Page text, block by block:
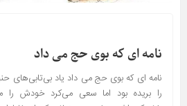
نامه ای که بوی حج می داد
نامه ای که بوی حج می داد یاد بی‌تابی‌های
را بریده بود اما سعی می‌کرد خودش را